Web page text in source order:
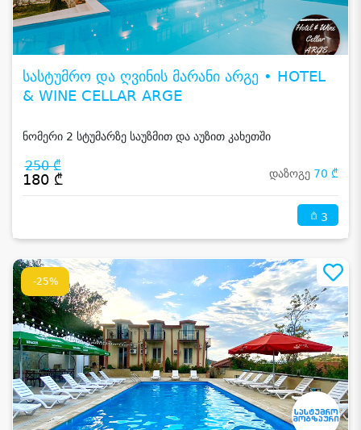
სასტუმრო და ღვინის მარანი არგე • HOTEL
& WINE CELLAR ARGE
ნომერი 2 სტუმარზე საუზმით და აუზით კახეთში
250 ₾
180 ₾ დაზოგე 70 ₾
3
-25%